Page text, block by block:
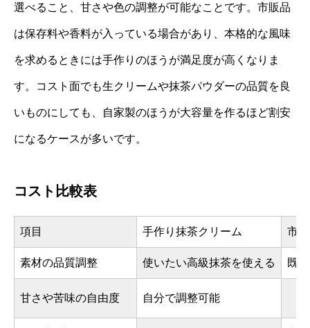
選べること、甘さや色の調整が可能なことです。市販品
は保存料や香料が入っている場合があり、本格的な風味
を求めるときには手作りのほうが満足度が高くなりま
す。コスト面でも生クリームや抹茶パウダーの品質を良
いものにしても、自家製のほうが大容量を作るほど割安
になるケースが多いです。
コスト比較表
項目 手作り抹茶クリーム 市
素材の品質調整 使いたい高級抹茶を使える 既
甘さや苦味の自由度 自分で調整可能